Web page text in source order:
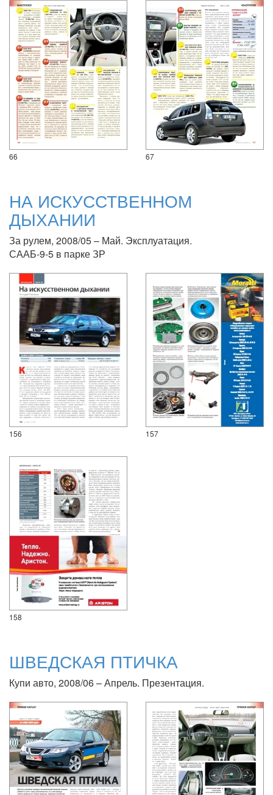
66 67
НА ИСКУССТВЕННОМ
ДЫХАНИИ
За рулем, 2008/05 – Май. Эксплуатация.
СААБ-9-5 в парке ЗР
156 157
158
ШВЕДСКАЯ ПТИЧКА
Купи авто, 2008/06 – Апрель. Презентация.